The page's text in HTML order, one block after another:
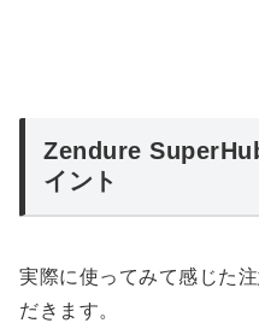
Zendure
イント
実際に使ってみて感じた
だきます。